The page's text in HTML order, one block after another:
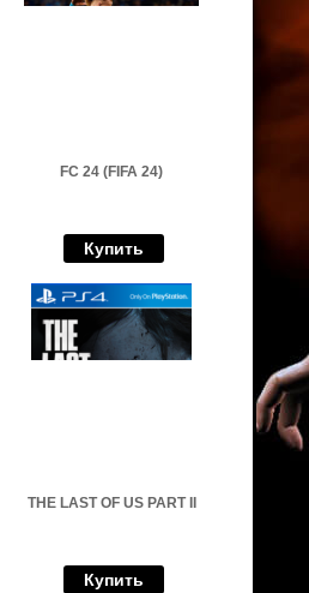
FC 24 (FIFA 24)
Купить
THE LAST OF US PART II
Купить